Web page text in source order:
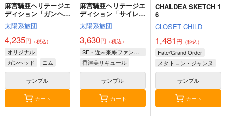
8月2日掲載 8月2日掲載
7月31日掲載
麻宮騎亜ヘリテージエ
ディション「ガンヘッ
ド」上巻
太陽系旅団
4,235円 （税込）
オリジナル
ガンヘッド
ニム
ブルックリン
サンプル
カート
麻宮騎亜ヘリテージエ
ディション「サイレン
トメビウス」03 キデ
ィ編
太陽系旅団
3,630円 （税込）
SF・近未来系ファンタジー
香津美リキュール
キディ
サンプル
カート
CHALDEA SKETCH 1
6
CLOSET CHILD
1,481 円 （税込）
Fate/Grand Order
メタトロン・ジャンヌ
リリス
サンプル
カート